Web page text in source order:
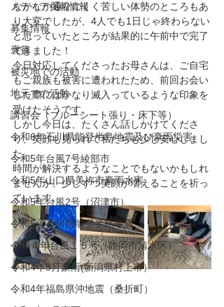
メディア掲載情報
募集情報
褒賞
被災地での活動
地元での活動
講習会（ブルーシート張り・床下等）
令和6年石川県能登半島地震及び豪雨災害
令和5年台風7号綾部市
令和5年山口県美祢市豪雨水害
令和5年台風2号（沼津市）
令和5年石川県能登半島地震
令和４年台風１５号（静岡市清水区）
令和4年8月豪雨(新潟県村上市）
令和4年福島県沖地震（桑折町）
なかなか通りにくく苦しい体勢のところもあ
り大変でしたが、4人でも1日じゃ終わらない
と思っていたところが結果的に午前中で完了
できました！
今日対応してくださったお母さんは、ご自宅
もご親族も被害に遭われたため、前回お会い
した際にはかなり滅入っているような印象を
受けたそうです。
しかし今日は、たくさん話しかけてくださ
り、笑顔も見られて私たちも少し安心しまし
た。
時間が解決するようなことでもないかもしれ
ませんが、少しずつ笑顔が増えることを祈っ
ています。